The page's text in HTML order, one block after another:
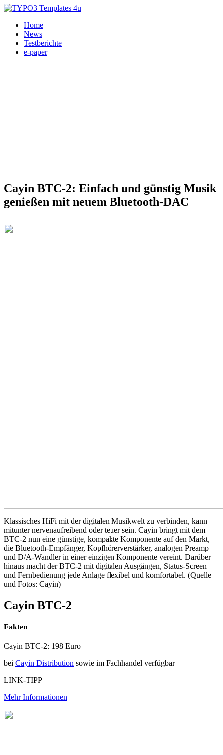
Home
News
Testberichte
e-paper
Cayin BTC-2: Einfach und günstig Musik
genießen mit neuem Bluetooth-DAC
Klassisches HiFi mit der digitalen Musikwelt zu verbinden, kann
mitunter nervenaufreibend oder teuer sein. Cayin bringt mit dem
BTC-2 nun eine günstige, kompakte Komponente auf den Markt,
die Bluetooth-Empfänger, Kopfhörerverstärker, analogen Preamp
und D/A-Wandler in einer einzigen Komponente vereint. Darüber
hinaus macht der BTC-2 mit digitalen Ausgängen, Status-Screen
und Fernbedienung jede Anlage flexibel und komfortabel. (Quelle
und Fotos: Cayin)
Cayin BTC-2
Fakten
Cayin BTC-2: 198 Euro
bei Cayin Distribution sowie im Fachhandel verfügbar
LINK-TIPP
Mehr Informationen